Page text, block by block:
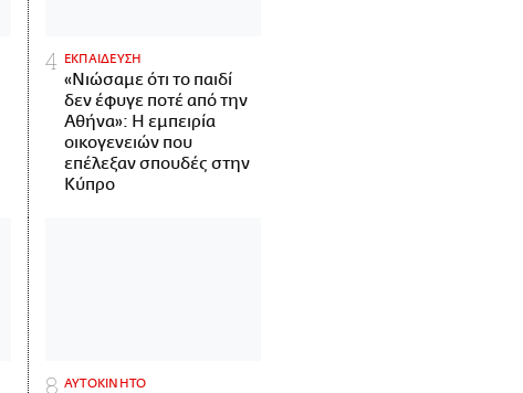
ΕΚΠΑΙΔΕΥΣΗ
«Νιώσαμε ότι το παιδί
δεν έφυγε ποτέ από την
Αθήνα»: Η εμπειρία
οικογενειών που
επέλεξαν σπουδές στην
Κύπρο
ΑΥΤΟΚΙΝΗΤΟ